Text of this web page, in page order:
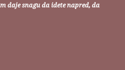
daje snagu da idete napred, da